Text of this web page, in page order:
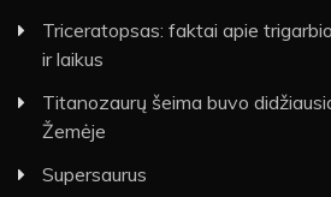
Triceratopsas: faktai apie
ir laikus
Titanozaurų šeima buvo
Žemėje
Supersaurus